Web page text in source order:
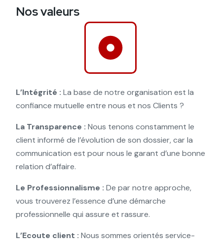
Nos valeurs
L’Intégrité : La base de notre organisation est la
confiance mutuelle entre nous et nos Clients ?
La Transparence : Nous tenons constamment le
client informé de l’évolution de son dossier, car la
communication est pour nous le garant d’une bonne
relation d’affaire.
Le Professionnalisme : De par notre approche,
vous trouverez l’essence d’une démarche
professionnelle qui assure et rassure.
L’Ecoute client : Nous sommes orientés service-